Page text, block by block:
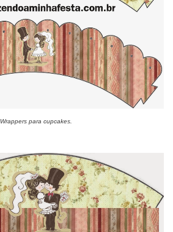
Wrappers para cupcakes.